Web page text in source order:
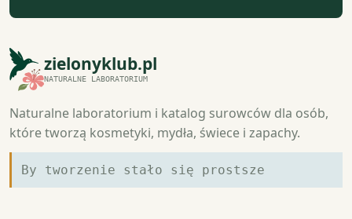
zielonyklub.pl
NATURALNE LABORATORIUM
Naturalne laboratorium i katalog surowców dla osób,
które tworzą kosmetyki, mydła, świece i zapachy.
By tworzenie stało się prostsze